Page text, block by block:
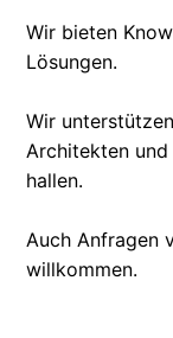
Wir bieten
Lösungen.
Wir
Architekten
hallen.
Auch Anfragen
willkommen.